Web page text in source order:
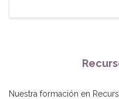
Nuestra formación en